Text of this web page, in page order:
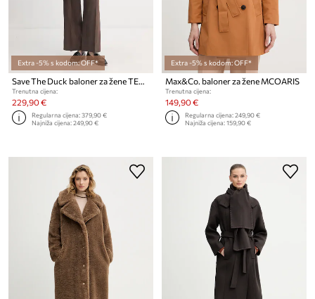
Extra -5% s kodom: OFF*
Save The Duck baloner za žene TECLA
Trenutna cijena:
229,90 €
Regularna cijena:379,90 €
Najniža cijena:249,90 €
Extra -5% s kodom: OFF*
Max&Co. baloner za žene MCOARIS
Trenutna cijena:
149,90 €
Regularna cijena:249,90 €
Najniža cijena:159,90 €